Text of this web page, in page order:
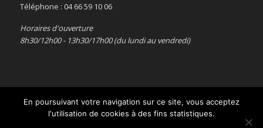
Téléphone : 04 66 59 10 06
Horaires d'ouverture
8h30/12h00 - 13h30/17h00 (du lundi au vendredi)
Copyright © 2016 -Le site officiel de la ville de Beaucaire-Mentions
En poursuivant votre navigation sur ce site, vous acceptez
l'utilisation de cookies à des fins statistiques.